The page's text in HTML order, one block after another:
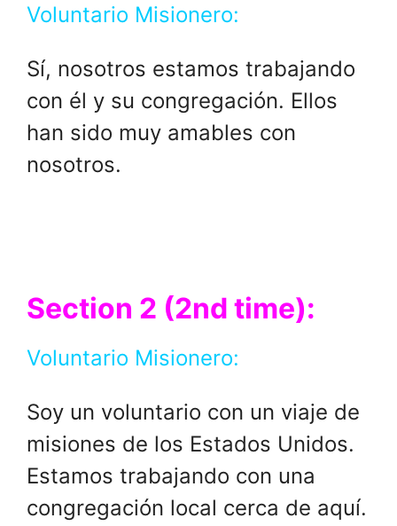
Voluntario Misionero:
Sí, nosotros estamos trabajando
con él y su congregación. Ellos
han sido muy amables con
nosotros.
Section 2 (2nd time):
Voluntario Misionero:
Soy un voluntario con un viaje de
misiones de los Estados Unidos.
Estamos trabajando con una
congregación local cerca de aquí.